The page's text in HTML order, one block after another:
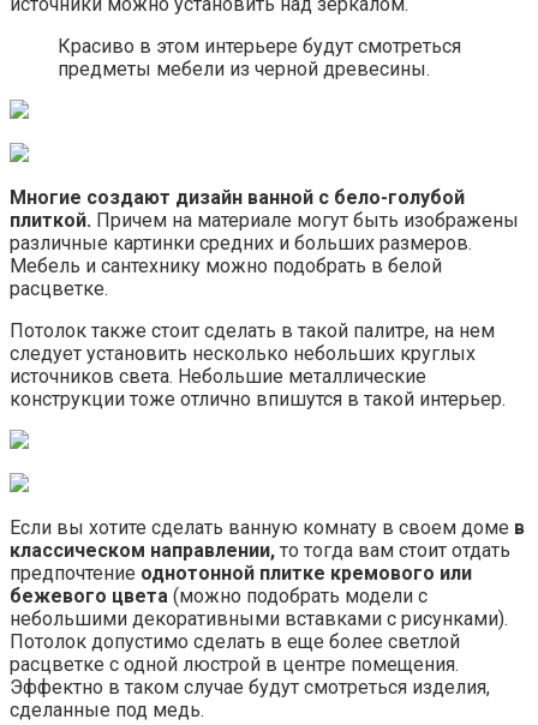
Красиво в этом интерьере будут смотреться
предметы мебели из черной древесины.
Многие создают дизайн ванной с бело-голубой
плиткой. Причем на материале могут быть изображены
различные картинки средних и больших размеров.
Мебель и сантехнику можно подобрать в белой
расцветке.
Потолок также стоит сделать в такой палитре, на нем
следует установить несколько небольших круглых
источников света. Небольшие металлические
конструкции тоже отлично впишутся в такой интерьер.
Если вы хотите сделать ванную комнату в своем доме в
классическом направлении, то тогда вам стоит отдать
предпочтение однотонной плитке кремового или
бежевого цвета (можно подобрать модели с
небольшими декоративными вставками с рисунками).
Потолок допустимо сделать в еще более светлой
расцветке с одной люстрой в центре помещения.
Эффектно в таком случае будут смотреться изделия,
сделанные под медь.